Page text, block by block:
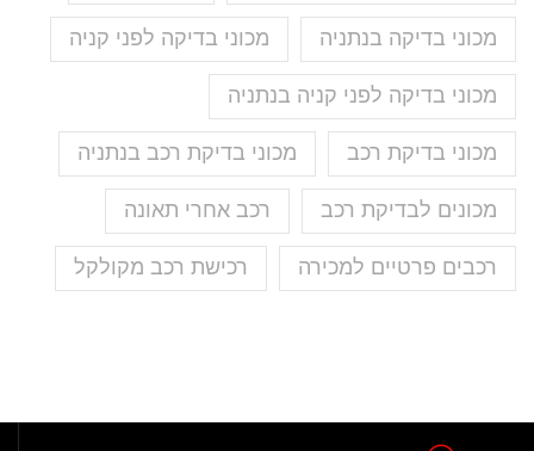
מכוני בדיקה בנתניה מכוני בדיקה לפני קניה
מכוני בדיקה לפני קניה בנתניה
מכוני בדיקת רכב מכוני בדיקת רכב בנתניה
מכונים לבדיקת רכב רכב אחרי תאונה
רכבים פרטיים למכירה רכישת רכב מקולקל